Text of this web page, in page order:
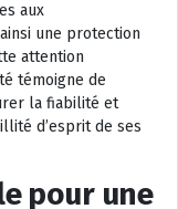
aux
une protection
attention
témoigne de
la fiabilité et
d’esprit de ses
pour une